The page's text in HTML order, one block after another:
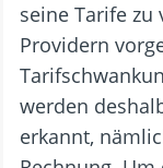
seine Tarife zu
Providern
werden
erkannt,